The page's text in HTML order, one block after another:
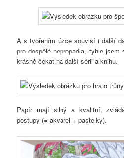
A s tvořením úzce souvisí i další
pro dospělé nepropadla, tyhle
krásně čekat na další sérii a knihu.
Papír mají silný a kvalitní,
postupy (= akvarel + pastelky).